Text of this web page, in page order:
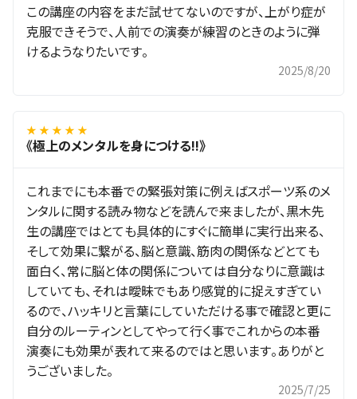
この講座の内容をまだ試せてないのですが、上がり症が
克服できそうで、人前での演奏が練習のときのように弾
けるようなりたいです。
2025/8/20
★ ★ ★ ★ ★
《極上のメンタルを身につける!!》
これまでにも本番での緊張対策に例えばスポーツ系のメ
ンタルに関する読み物などを読んで来ましたが、黒木先
生の講座ではとても具体的にすぐに簡単に実行出来る、
そして効果に繋がる、脳と意識、筋肉の関係などとても
面白く、常に脳と体の関係については自分なりに意識は
していても、それは曖昧でもあり感覚的に捉えすぎてい
るので、ハッキリと言葉にしていただける事で確認と更に
自分のルーティンとしてやって行く事でこれからの本番
演奏にも効果が表れて来るのではと思います。ありがと
うございました。
2025/7/25